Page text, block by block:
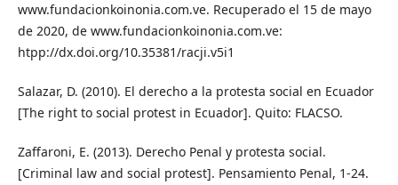
www.fundacionkoinonia.com.ve. Recuperado el 15 de mayo
de 2020, de www.fundacionkoinonia.com.ve:
htpp://dx.doi.org/10.35381/racji.v5i1
Salazar, D. (2010). El derecho a la protesta social en Ecuador
[The right to social protest in Ecuador]. Quito: FLACSO.
Zaffaroni, E. (2013). Derecho Penal y protesta social.
[Criminal law and social protest]. Pensamiento Penal, 1-24.